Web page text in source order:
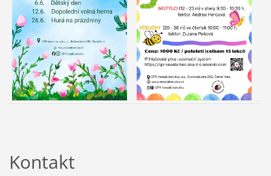
Kontakt